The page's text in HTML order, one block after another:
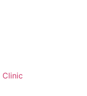
Clinic